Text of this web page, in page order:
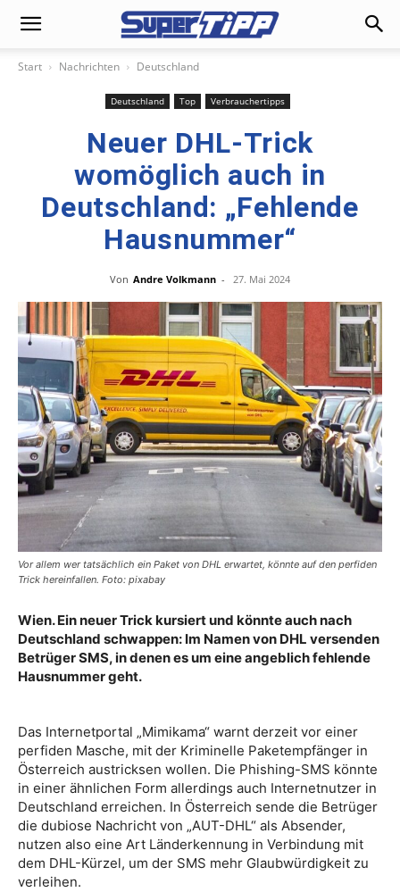
Start Nachrichten Deutschland
Deutschland Top Verbrauchertipps
Neuer DHL-Trick
womöglich auch in
Deutschland: „Fehlende
Hausnummer“
Von Andre Volkmann - 27. Mai 2024
Vor allem wer tatsächlich ein Paket von DHL erwartet, könnte auf den perfiden
Trick hereinfallen. Foto: pixabay
Wien. Ein neuer Trick kursiert und könnte auch nach
Deutschland schwappen: Im Namen von DHL versenden
Betrüger SMS, in denen es um eine angeblich fehlende
Hausnummer geht.
Das Internetportal „Mimikama“ warnt derzeit vor einer
perfiden Masche, mit der Kriminelle Paketempfänger in
Österreich austricksen wollen. Die Phishing-SMS könnte
in einer ähnlichen Form allerdings auch Internetnutzer in
Deutschland erreichen. In Österreich sende die Betrüger
die dubiose Nachricht von „AUT-DHL“ als Absender,
nutzen also eine Art Länderkennung in Verbindung mit
dem DHL-Kürzel, um der SMS mehr Glaubwürdigkeit zu
verleihen.